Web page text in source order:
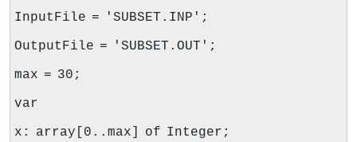
InputFile = 'SUBSET.INP';
OutputFile = 'SUBSET.OUT';
max = 30;
var
x: array[0..max] of Integer;